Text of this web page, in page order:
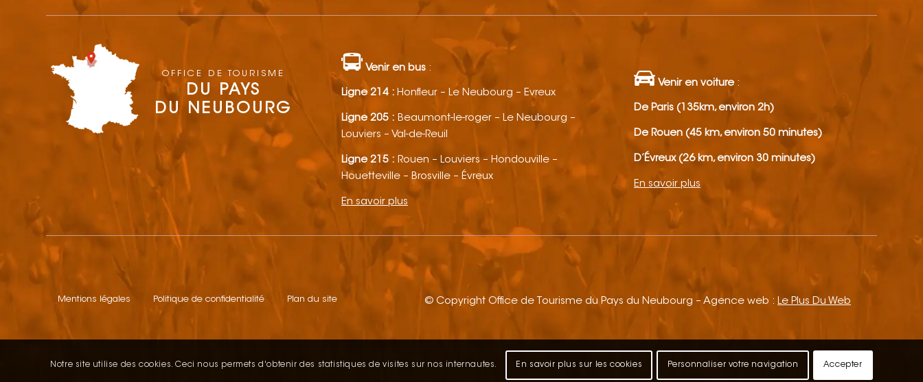
OFFICE DE TOURISME
DU PAYS
DU NEUBOURG
Venir en bus :
Ligne 214 : Honfleur – Le Neubourg – Evreux
Ligne 205 : Beaumont-le-roger – Le Neubourg –
Louviers – Val-de-Reuil
Ligne 215 : Rouen – Louviers – Hondouville –
Houetteville – Brosville – Évreux
En savoir plus
Venir en voiture :
De Paris (135km, environ 2h)
De Rouen (45 km, environ 50 minutes)
D’Évreux (26 km, environ 30 minutes)
En savoir plus
Mentions légales Politique de confidentialité Plan du site © Copyright Office de Tourisme du Pays du Neubourg – Agence web : Le Plus Du Web
Notre site utilise des cookies. Ceci nous permets d'obtenir des statistiques de visites sur nos internautes. En savoir plus sur les cookies Personnaliser votre navigation Accepter